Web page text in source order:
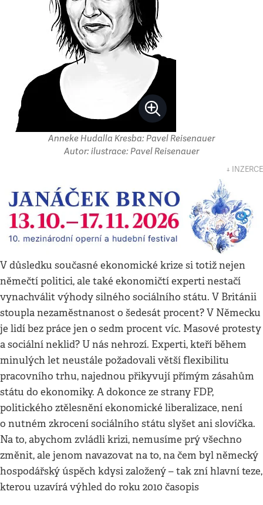
Anneke Hudalla Kresba: Pavel Reisenauer
Autor: ilustrace: Pavel Reisenauer
↓ INZERCE
V důsledku současné ekonomické krize si totiž nejen
němečtí politici, ale také ekonomičtí experti nestačí
vynachválit výhody silného sociálního státu. V Británii
stoupla nezaměstnanost o šedesát procent? V Německu
je lidí bez práce jen o sedm procent víc. Masové protesty
a sociální neklid? U nás nehrozí. Experti, kteří během
minulých let neustále požadovali větší flexibilitu
pracovního trhu, najednou přikyvují přímým zásahům
státu do ekonomiky. A dokonce ze strany FDP,
politického ztělesnění ekonomické liberalizace, není
o nutném zkrocení sociálního státu slyšet ani slovíčka.
Na to, abychom zvládli krizi, nemusíme prý všechno
změnit, ale jenom navazovat na to, na čem byl německý
hospodářský úspěch kdysi založený – tak zní hlavní teze,
kterou uzavírá výhled do roku 2010 časopis